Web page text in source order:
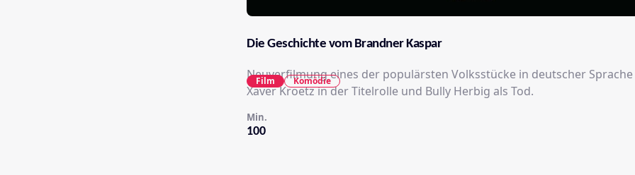
Die Geschichte vom Brandner Kaspar
Neuverfilmung eines der populärsten Volksstücke in deutscher
Xaver Kroetz in der Titelrolle und Bully Herbig als Tod.
100
Min.
Film Komödie